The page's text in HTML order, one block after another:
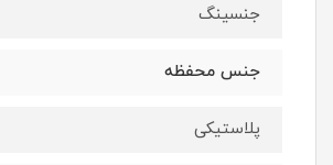
جنسینگ
جنس محفظه
پلاستیکی